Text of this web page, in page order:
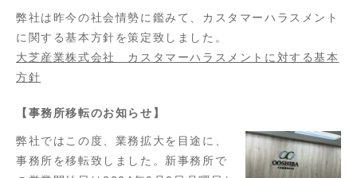
弊社は昨今の社会情勢に鑑みて、カスタマーハラスメント
に関する基本方針を策定致しました。
大芝産業株式会社 カスタマーハラスメントに対する基本
方針
【事務所移転のお知らせ】
弊社ではこの度、業務拡大を目途に、
事務所を移転致しました。新事務所で